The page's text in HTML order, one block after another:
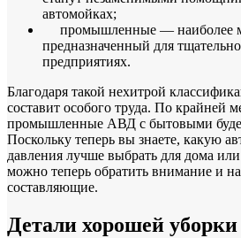
автомойках;
промышленные — наиболее
предназначенный для
предприятиях.
Благодаря такой нехитрой
составит особого труда. По крайней
промышленные АВД с бытовыми
Поскольку теперь вы знаете, какую
давления лучше выбрать для дома
можно теперь обратить внимание и
составляющие.
Детали хорошей уборки